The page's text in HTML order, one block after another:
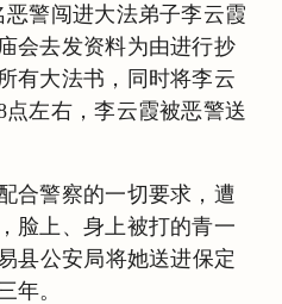
警闯进大法弟子李云霞
会去发资料为由进行抄
有大法书，同时将李云
左右，李云霞被恶警送
合警察的一切要求，遭
脸上、身上被打的青一
县公安局将她送进保定
年。